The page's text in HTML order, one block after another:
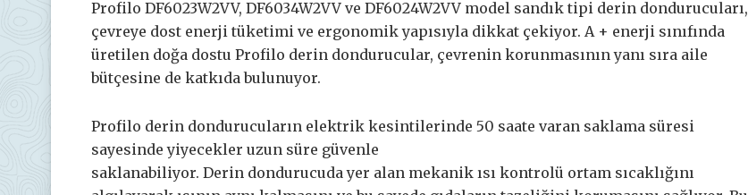
Profilo DF6023W2VV, DF6034W2VV ve DF6024W2VV model sandık tipi derin dondurucuları,
çevreye dost enerji tüketimi ve ergonomik yapısıyla dikkat çekiyor. A + enerji sınıfında
üretilen doğa dostu Profilo derin dondurucular, çevrenin korunmasının yanı sıra aile
bütçesine de katkıda bulunuyor.
Profilo derin dondurucuların elektrik kesintilerinde 50 saate varan saklama süresi
sayesinde yiyecekler uzun süre güvenle
saklanabiliyor. Derin dondurucuda yer alan mekanik ısı kontrolü ortam sıcaklığını